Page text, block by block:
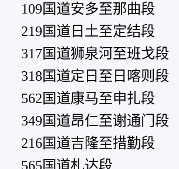
109国道安多至那曲段
219国道日土至定结段
317国道狮泉河至班戈段
318国道定日至日喀则段
562国道康马至申扎段
349国道昂仁至谢通门段
216国道吉隆至措勤段
565国道札达段